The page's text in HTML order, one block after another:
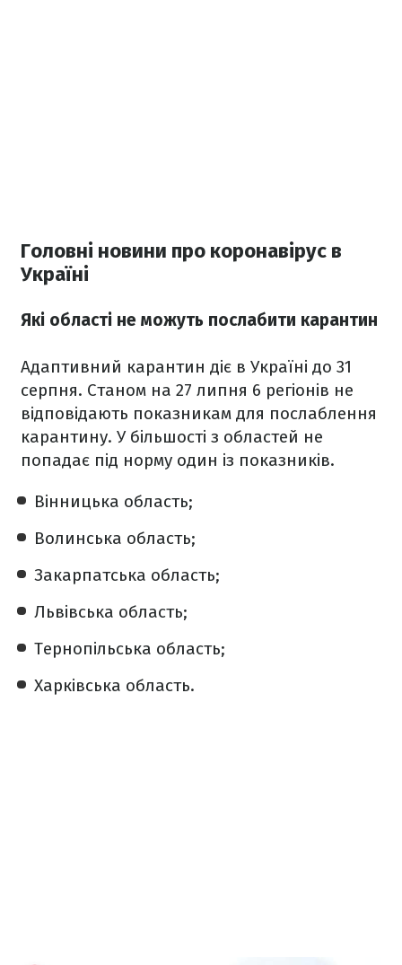
Головні новини про коронавірус в
Україні
Які області не можуть послабити карантин
Адаптивний карантин діє в Україні до 31
серпня. Станом на 27 липня 6 регіонів не
відповідають показникам для послаблення
карантину. У більшості з областей не
попадає під норму один із показників.
Вінницька область;
Волинська область;
Закарпатська область;
Львівська область;
Тернопільська область;
Харківська область.